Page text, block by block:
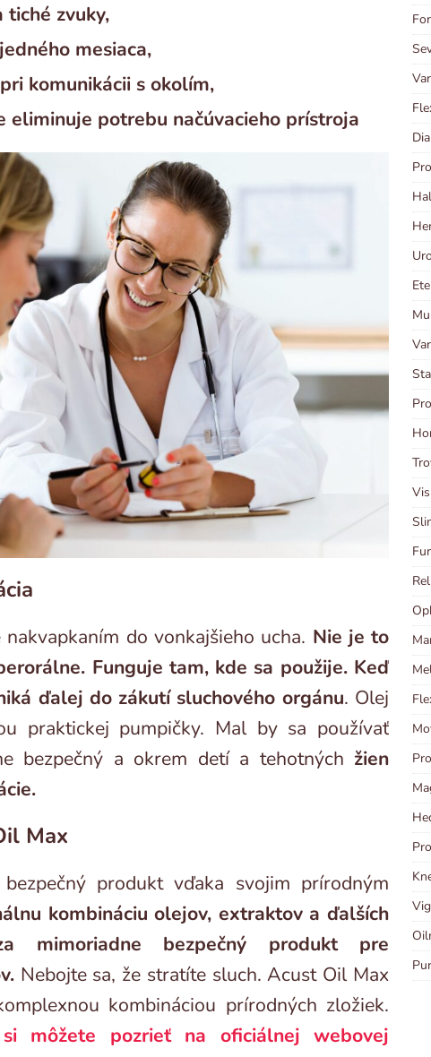
zvuky,
mesiaca,
komunikácii s okolím,
potrebu načúvacieho prístroja
do vonkajšieho ucha. Nie je to
Funguje tam, kde sa použije. Keď
ďalej do zákutí sluchového orgánu. Olej
praktickej pumpičky. Mal by sa používať
bezpečný a okrem detí a tehotných žien
Max
produkt vďaka svojim prírodným
kombináciu olejov, extraktov a ďalších
mimoriadne bezpečný produkt pre
Nebojte sa, že stratíte sluch. Acust Oil Max
kombináciou prírodných zložiek.
môžete pozrieť na oficiálnej webovej